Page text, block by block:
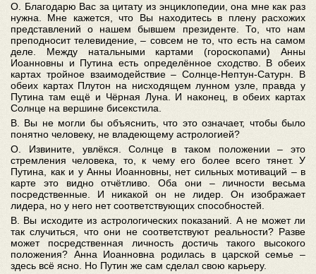
О. Благодарю Вас за цитату из энциклопедии, она мне как раз
нужна. Мне кажется, что Вы находитесь в плену расхожих
представлений о нашем бывшем президенте. То, что нам
преподносит телевидение, – совсем не то, что есть на самом
деле. Между натальными картами (гороскопами) Анны
Иоанновны и Путина есть определённое сходство. В обеих
картах тройное взаимодействие – Солнце-Нептун-Сатурн. В
обеих картах Плутон на нисходящем лунном узле, правда у
Путина там ещё и Чёрная Луна. И наконец, в обеих картах
Солнце на вершине бисекстила.
В. Вы не могли бы объяснить, что это означает, чтобы было
понятно человеку, не владеющему астрологией?
О. Извините, увлёкся. Солнце в таком положении – это
стремления человека, то, к чему его более всего тянет. У
Путина, как и у Анны Иоанновны, нет сильных мотиваций – в
карте это видно отчётливо. Оба они – личности весьма
посредственные. И никакой он не лидер. Он изображает
лидера, но у него нет соответствующих способностей.
В. Вы исходите из астрологических показаний. А не может ли
так случиться, что они не соответствуют реальности? Разве
может посредственная личность достичь такого высокого
положения? Анна Иоанновна родилась в царской семье –
здесь всё ясно. Но Путин же сам сделал свою карьеру.